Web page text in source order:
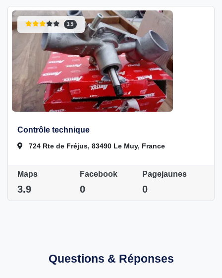
3.9
Contrôle technique
724 Rte de Fréjus, 83490 Le Muy, France
Maps
3.9
Facebook
0
Pagejaunes
0
Questions & Réponses